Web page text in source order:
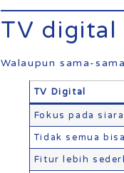
TV digital
Walaupun sama-
TV Digital
Fokus pada
Tidak semua
Fitur lebih